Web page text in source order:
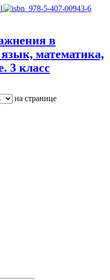
в
математика,
3 класс
на странице